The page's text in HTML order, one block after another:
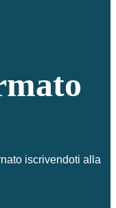
iscrivendoti alla